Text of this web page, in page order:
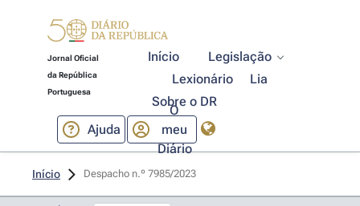
Jornal Oficial
da República
Portuguesa
Início
Legislação
Lexionário
Lia
Sobre o DR
Ajuda
O
meu
Diário
Início Despacho n.º 7985/2023